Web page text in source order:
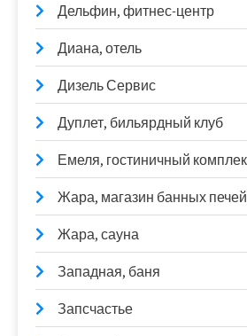
Дельфин, фитнес-центр
Диана, отель
Дизель Сервис
Дуплет, бильярдный клуб
Емеля, гостиничный
Жара, магазин банных печей
Жара, сауна
Западная, баня
Запсчастье